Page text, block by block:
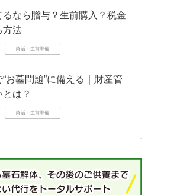
るなら贈与？生前購入？税金
方法
終活・生前準備
お墓問題”に備える｜財産管
は？
終活・生前準備